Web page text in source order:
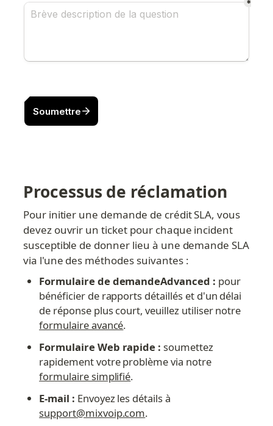
Processus de réclamation
Pour initier une demande de crédit SLA, vous
devez ouvrir un ticket pour chaque incident
susceptible de donner lieu à une demande SLA
via l'une des méthodes suivantes :
Formulaire de demandeAdvanced : pour
bénéficier de rapports détaillés et d'un délai
de réponse plus court, veuillez utiliser notre
formulaire avancé.
Formulaire Web rapide : soumettez
rapidement votre problème via notre
formulaire simplifié.
E-mail : Envoyez les détails à
support@mixvoip.com.